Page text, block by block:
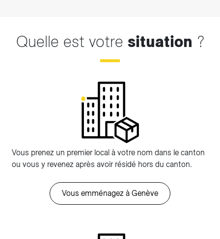
Quelle est votre situation ?
Vous prenez un premier local à votre nom dans le canton
ou vous y revenez après avoir résidé hors du canton.
Vous emménagez à Genève